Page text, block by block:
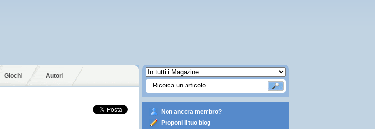
Giochi Autori
Non ancora membro?
Proponi il tuo blog